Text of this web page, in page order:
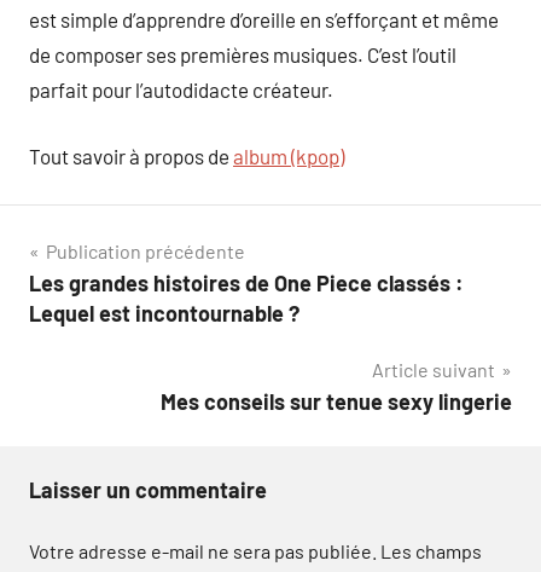
est simple d’apprendre d’oreille en s’efforçant et même
de composer ses premières musiques. C’est l’outil
parfait pour l’autodidacte créateur.
Tout savoir à propos de album (kpop)
Navigation
de
Publication précédente
Les grandes histoires de One Piece classés :
Lequel est incontournable ?
Article suivant
Mes conseils sur tenue sexy lingerie
Laisser un commentaire
Votre adresse e-mail ne sera pas publiée. Les champs